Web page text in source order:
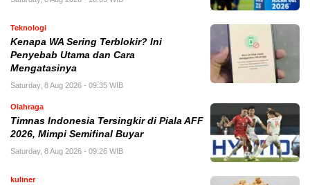
Teknologi
Kenapa WA Sering Terblokir? Ini
Penyebab Utama dan Cara
Mengatasinya
Saturday, 8 Aug 2026 - 09:35 WIB
Olahraga
Timnas Indonesia Tersingkir di Piala AFF
2026, Mimpi Semifinal Buyar
Saturday, 8 Aug 2026 - 09:26 WIB
kuliner